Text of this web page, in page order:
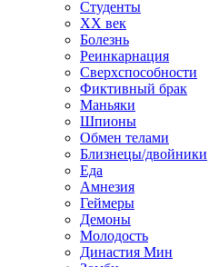
Студенты
ХХ век
Болезнь
Реинкарнация
Сверхспособности
Фиктивный брак
Маньяки
Шпионы
Обмен телами
Близнецы/двойники
Еда
Амнезия
Геймеры
Демоны
Молодость
Династия Мин